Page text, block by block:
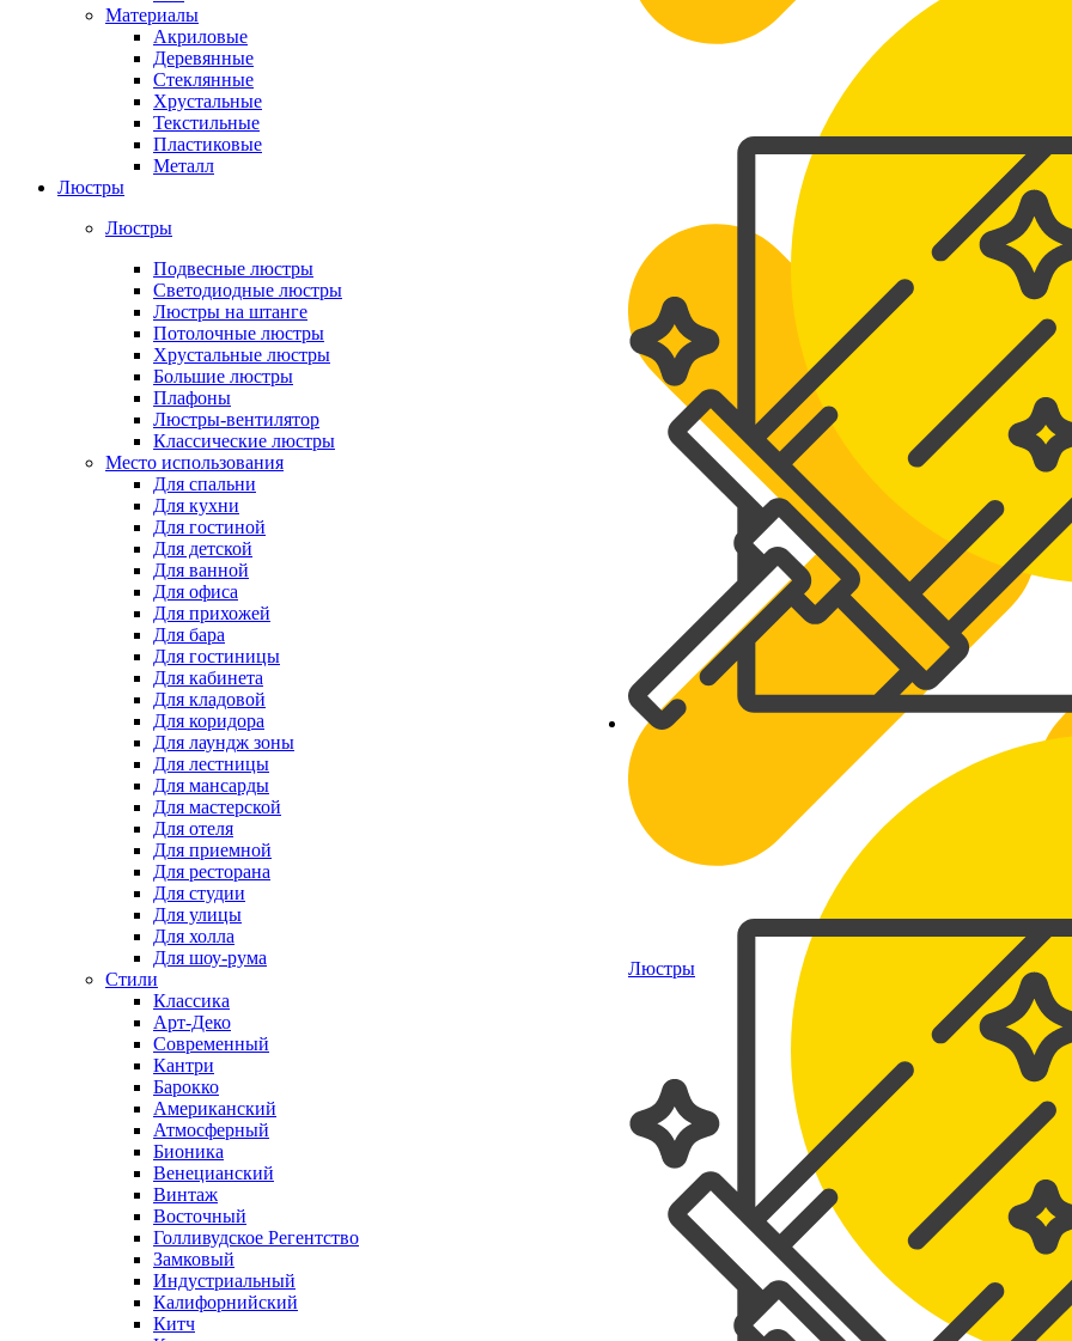
Люстры
Материалы
Акриловые
Деревянные
Стеклянные
Хрустальные
Текстильные
Пластиковые
Металл
Люстры
Люстры
Подвесные люстры
Светодиодные люстры
Люстры на штанге
Потолочные люстры
Хрустальные люстры
Большие люстры
Плафоны
Люстры-вентилятор
Классические люстры
Место использования
Для спальни
Для кухни
Для гостиной
Для детской
Для ванной
Для офиса
Для прихожей
Для бара
Для гостиницы
Для кабинета
Для кладовой
Для коридора
Для лаундж зоны
Для лестницы
Для мансарды
Для мастерской
Для отеля
Для приемной
Для ресторана
Для студии
Для улицы
Для холла
Для шоу-рума
Стили
Классика
Арт-Деко
Современный
Кантри
Барокко
Американский
Атмосферный
Бионика
Венецианский
Винтаж
Восточный
Голливудское Регентство
Замковый
Индустриальный
Калифорнийский
Китч